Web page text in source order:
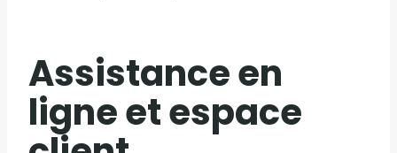
Assistance en
ligne et espace